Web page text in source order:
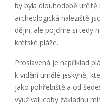
by byla dlouhodobě
archeologická naleziště
dějin, ale pojďme si tedy
krétské pláže.
Proslavená je například
k vidění umělé jeskyně,
jako pohřebiště a od
využívali coby základnu